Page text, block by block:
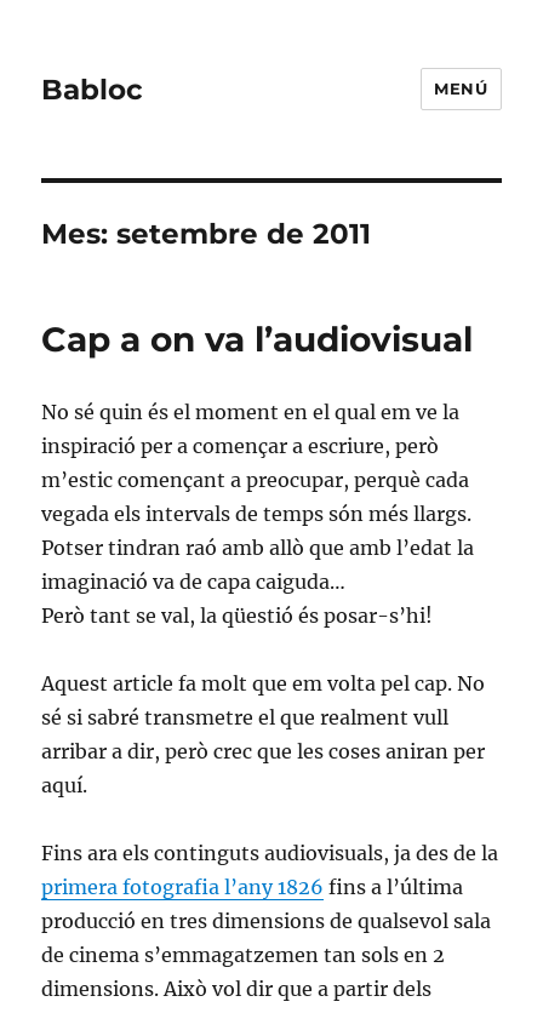
Babloc MENÚ
Mes:setembre de 2011
Cap a on va l’audiovisual
No sé quin és el moment en el qual em ve la
inspiració per a començar a escriure, però
m’estic començant a preocupar, perquè cada
vegada els intervals de temps són més llargs.
Potser tindran raó amb allò que amb l’edat la
imaginació va de capa caiguda…
Però tant se val, la qüestió és posar-s’hi!
Aquest article fa molt que em volta pel cap. No
sé si sabré transmetre el que realment vull
arribar a dir, però crec que les coses aniran per
aquí.
Fins ara els continguts audiovisuals, ja des de la
primera fotografia l’any 1826 fins a l’última
producció en tres dimensions de qualsevol sala
de cinema s’emmagatzemen tan sols en 2
dimensions. Això vol dir que a partir dels